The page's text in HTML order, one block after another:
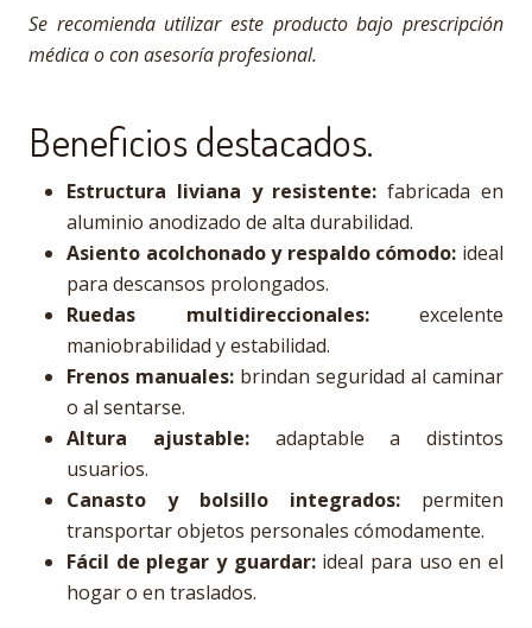
Se recomienda utilizar este producto bajo prescripción
médica o con asesoría profesional.
Beneficios destacados.
Estructura liviana y resistente: fabricada en
aluminio anodizado de alta durabilidad.
Asiento acolchonado y respaldo cómodo: ideal
para descansos prolongados.
Ruedas multidireccionales:excelente
maniobrabilidad y estabilidad.
Frenos manuales: brindan seguridad al caminar
o al sentarse.
Altura ajustable:adaptable a distintos
usuarios.
Canasto y bolsillo integrados: permiten
transportar objetos personales cómodamente.
Fácil de plegar y guardar:ideal para uso en el
hogar o en traslados.